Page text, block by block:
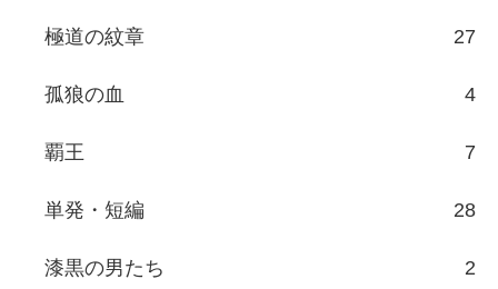
極道の紋章 27
孤狼の血 4
覇王 7
単発・短編 28
漆黒の男たち 2